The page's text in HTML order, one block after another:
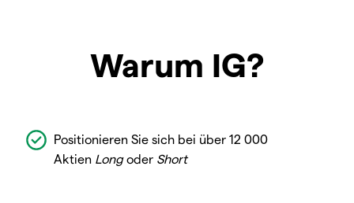
Warum IG?
Positionieren Sie sich bei über 12 000
Aktien Longoder Short